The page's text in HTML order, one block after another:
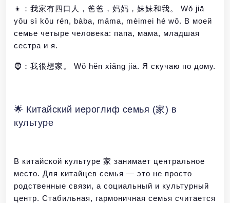
👦：我家有四口人，爸爸，妈妈，妹妹和我。 Wǒ jiā
yǒu sì kǒu rén, bàba, māma, mèimei hé wǒ. В моей
семье четыре человека: папа, мама, младшая
сестра и я.
🧔：我很想家。 Wǒ hěn xiǎng jiā. Я скучаю по дому.
🌟 Китайский иероглиф семья (家) в
культуре
В китайской культуре 家 занимает центральное
место. Для китайцев семья — это не просто
родственные связи, а социальный и культурный
центр. Стабильная, гармоничная семья считается